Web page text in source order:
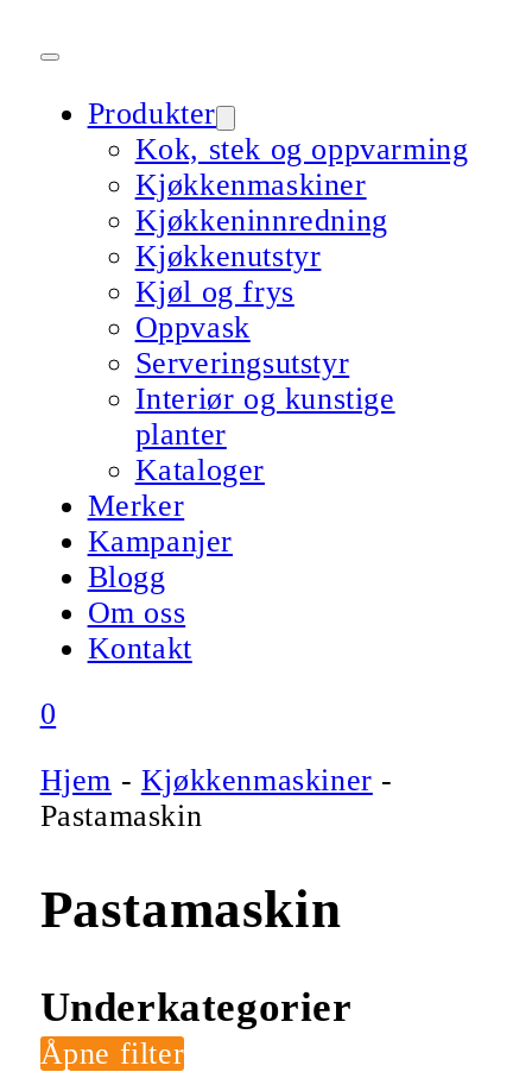
Produkter
Kok, stek og oppvarming
Kjøkkenmaskiner
Kjøkkeninnredning
Kjøkkenutstyr
Kjøl og frys
Oppvask
Serveringsutstyr
Interiør og kunstige
planter
Kataloger
Merker
Kampanjer
Blogg
Om oss
Kontakt
0
Hjem - Kjøkkenmaskiner -
Pastamaskin
Pastamaskin
Underkategorier
Åpne filter